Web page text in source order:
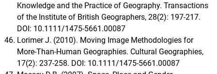
Knowledge and the Practice of Geography. Transactions
of the Institute of British Geographers, 28(2): 197-217.
DOI: 10.1111/1475-5661.00087
Lorimer J. (2010). Moving Image Methodologies for
More-Than-Human Geographies. Cultural Geographies,
17(2): 237-258. DOI: 10.1111/1475-5661.00087